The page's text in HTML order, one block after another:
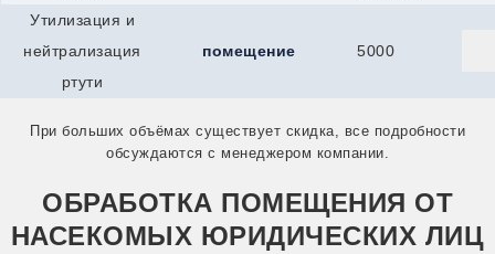
Талица
Торжок
Торопец
Балей
Ахтубинск
Абакан
Утилизация и
нейтрализация
ртути
помещение 5000
При больших объёмах существует скидка, все подробности
обсуждаются с менеджером компании.
ОБРАБОТКА ПОМЕЩЕНИЯ ОТ
НАСЕКОМЫХ ЮРИДИЧЕСКИХ ЛИЦ